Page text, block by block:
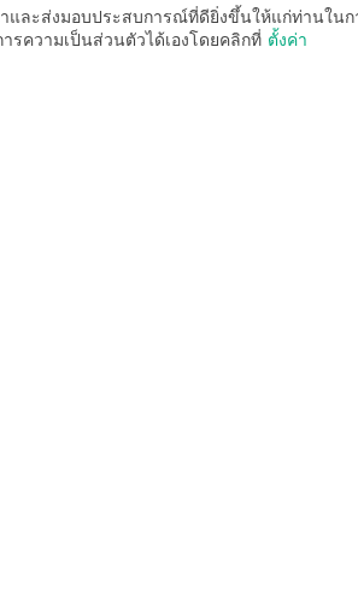
และส่งมอบประสบการณ์ที่ดียิ่งขึ้นให้แก่ท่านใน
รความเป็นส่วนตัวได้เองโดยคลิกที่ ตั้งค่า